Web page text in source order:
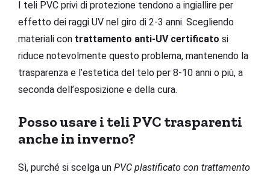
I teli PVC privi di protezione tendono a ingiallire per
effetto dei raggi UV nel giro di 2-3 anni. Scegliendo
materiali con trattamento anti-UV certificato si
riduce notevolmente questo problema, mantenendo la
trasparenza e l’estetica del telo per 8-10 anni o più, a
seconda dell’esposizione e della cura.
Posso usare i teli PVC trasparenti
anche in inverno?
Sì, purché si scelga un PVC plastificato con trattamento